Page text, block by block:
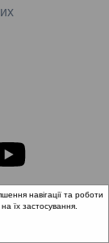
Всі права
навігації та роботи
їх застосування.